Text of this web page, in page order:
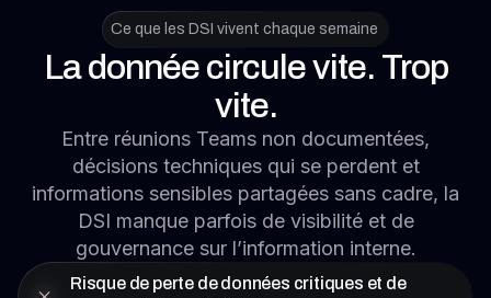
Ce que les DSI vivent chaque semaine
La donnée circule vite. Trop
vite.
Entre réunions Teams non documentées,
décisions techniques qui se perdent et
informations sensibles partagées sans cadre, la
DSI manque parfois de visibilité et de
gouvernance sur l’information interne.
Risque de perte de données critiques et de